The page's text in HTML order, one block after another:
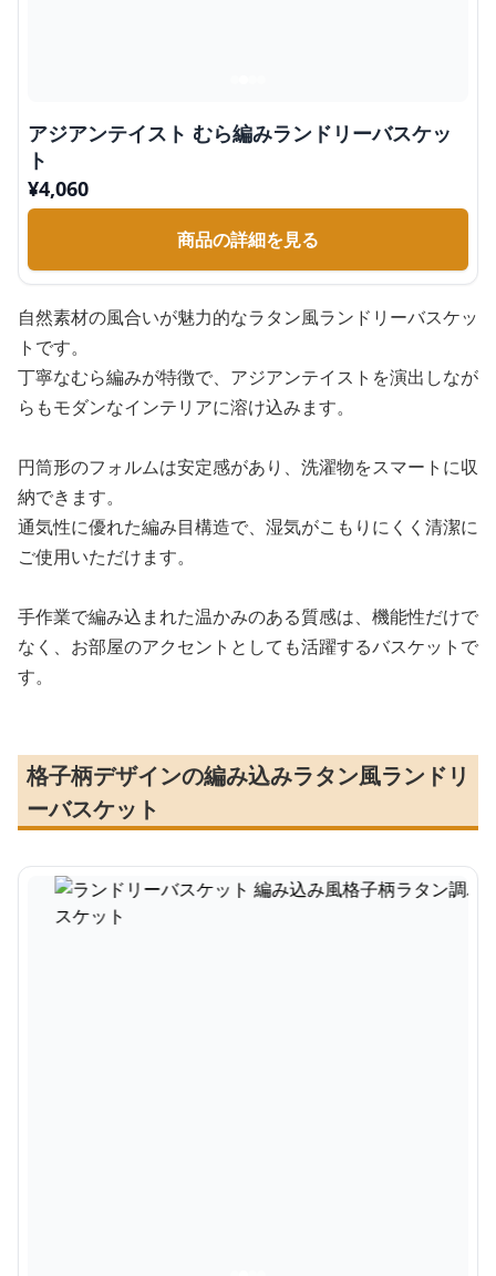
アジアンテイスト むら編みランドリーバスケッ
ト
¥4,060
商品の詳細を見る
自然素材の風合いが魅力的なラタン風ランドリーバスケッ
トです。
丁寧なむら編みが特徴で、アジアンテイストを演出しなが
らもモダンなインテリアに溶け込みます。
円筒形のフォルムは安定感があり、洗濯物をスマートに収
納できます。
通気性に優れた編み目構造で、湿気がこもりにくく清潔に
ご使用いただけます。
手作業で編み込まれた温かみのある質感は、機能性だけで
なく、お部屋のアクセントとしても活躍するバスケットで
す。
格子柄デザインの編み込みラタン風ランドリ
ーバスケット